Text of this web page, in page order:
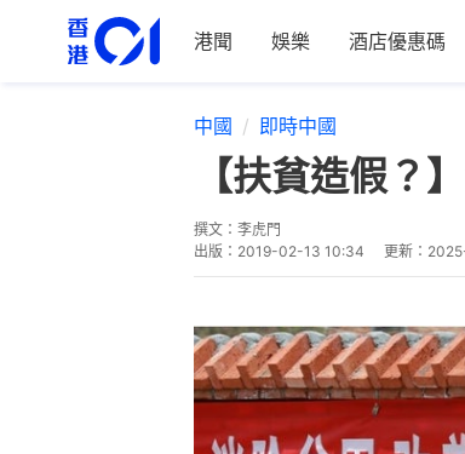
港聞 娛樂 酒店優惠碼
中國 即時中國
【扶貧造假
撰文： 李虎門
出版： 2019-02-13 10:34 更新：